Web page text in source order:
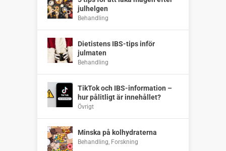
julhelgen
Behandling
Dietistens IBS-tips inför
julmaten
Behandling
TikTok och IBS-information –
hur pålitligt är innehållet?
Övrigt
Minska på kolhydraterna
Behandling, Forskning